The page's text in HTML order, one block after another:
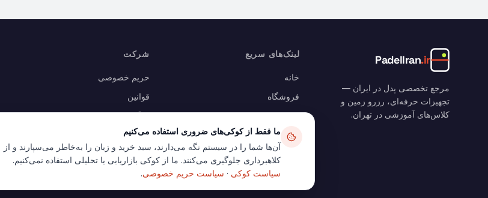
PadelIran.ir
مرجع تخصصی پدل در ایران —
تجهیزات حرفه‌ای، رزرو زمین و
کلاس‌های آموزشی در تهران.
لینک‌های سریع
خانه
فروشگاه
رزرو زمین
وبلاگ
سبد خرید
حساب من
شرکت
حریم خصوصی
قوانین
بازگشت کالا
کوکی‌ها
ما فقط از کوکی‌های ضروری استفاده می‌کنیم
آن‌ها شما را در سیستم نگه می‌دارند، سبد خرید و زبان را به‌خاطر می‌سپارند و از
کلاهبرداری جلوگیری می‌کنند. ما از کوکی بازاریابی یا تحلیلی استفاده نمی‌کنیم.
سیاست کوکی · سیاست حریم خصوصی.